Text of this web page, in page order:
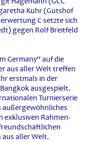
Kuhr (Gutshof
C setzte sich
gegen Rolf Breitfeld
Germany“ auf die
aus aller Welt treffen
erstmals in der
ausgespielt.
Turnierserie
exklusiven Rahmen-
aller Welt.